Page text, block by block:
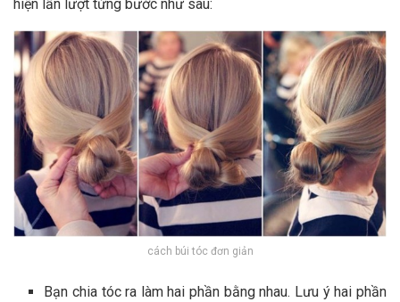
hiện lần lượt từng bước như sau:
cách búi tóc đơn giản
Bạn chia tóc ra làm hai phần bằng nhau. Lưu ý hai phần